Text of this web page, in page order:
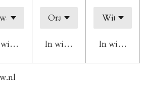
In winkelwagen
In